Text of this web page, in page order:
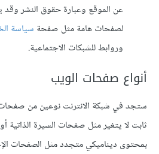
عن الموقع وعبارة حقوق النشر
لصفحات هامة مثل صفحة سياسة
وروابط للشبكات الاجتماعية.
أنواع صفحات الويب
ستجد في شبكة الانترنت نوعين من
ثابت لا يتغير مثل صفحات السيرة الذاتية
بمحتوى ديناميكي متجدد مثل الصفحات